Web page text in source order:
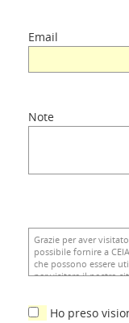
Email
Note
Ho preso